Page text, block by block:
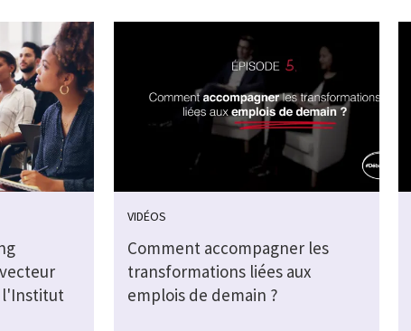
l'Institut
VIDÉOS
Comment accompagner les
transformations liées aux
emplois de demain ?